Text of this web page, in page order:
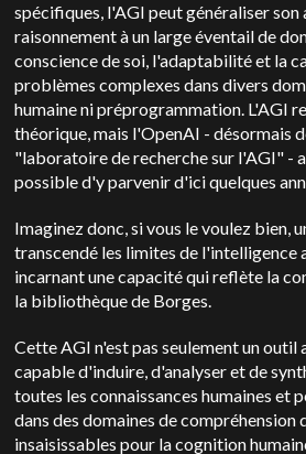
spécifiques, l'AGI peut généraliser son
raisonnement à un large éventail de
conscience de soi, l'adaptabilité et la
problèmes complexes dans divers
humaine ni préprogrammation. L'AGI
théorique, mais l'OpenAI - désormais
"laboratoire de recherche sur l'AGI" -
possible d'y parvenir d'ici quelques
Imaginez donc, si vous le voulez bien,
transcendé les limites de
incarnant une capacité qui reflète la
la bibliothèque de Borges.
Cette AGI n'est pas seulement un outil
capable d'induire, d'analyser et de
toutes les connaissances humaines et
dans des domaines de compréhension
insaisissables pour la cognition